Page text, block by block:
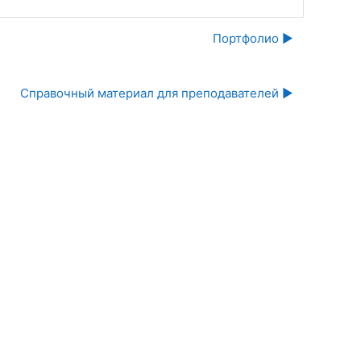
Портфолио ▶︎
Справочный материал для преподавателей ▶︎